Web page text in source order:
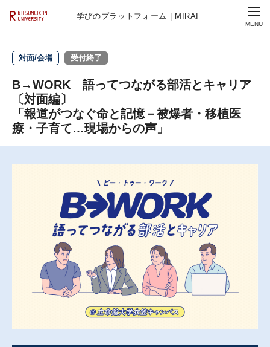
学びのプラットフォーム | MIRAI
対面/会場 受付終了
B→WORK 語ってつながる部活とキャリア
〔対面編〕
「報道がつなぐ命と記憶－被爆者・移植医
療・子育て…現場からの声」